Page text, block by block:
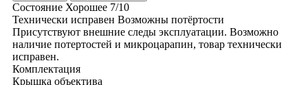
Состояние Хорошее 7/10
Технически исправен Возможны потёртости
Присутствуют внешние следы эксплуатации. Возможно
наличие потертостей и микроцарапин, товар технически
исправен.
Комплектация
Крышка объектива